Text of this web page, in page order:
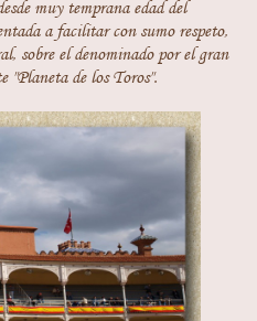
muy temprana edad del
a facilitar con sumo respeto,
sobre el denominado por el gran
de los Toros".